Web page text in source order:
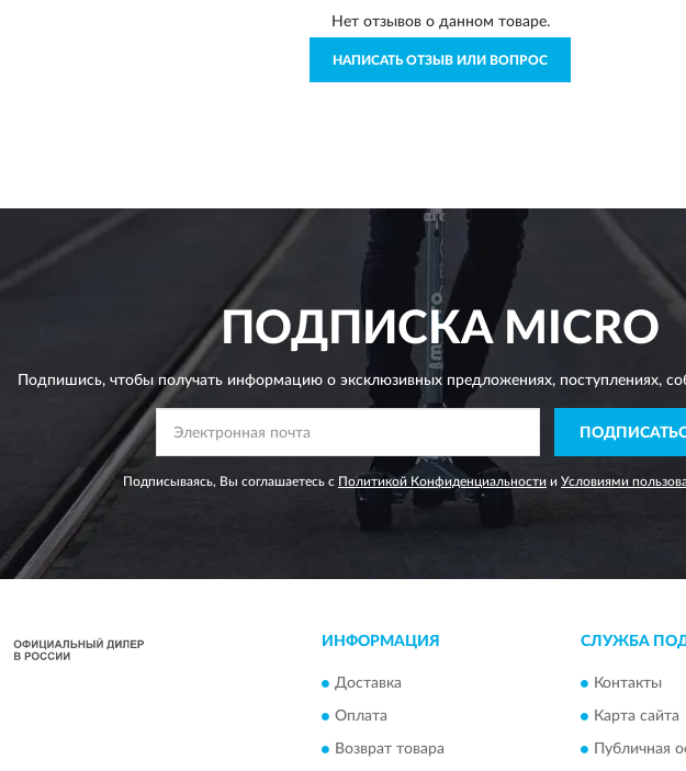
Нет отзывов о данном товаре.
НАПИСАТЬ ОТЗЫВ ИЛИ ВОПРОС
ПОДПИСКАMICRO
Подпишись, чтобы получать информацию о эксклюзивных предложениях,поступлениях,
Подписываясь, Вы соглашаетесь с Политикой Конфиденциальности и Условиями
ИНФОРМАЦИЯ
Доставка
Оплата
Возврат товара
СЛУЖБА
Контакты
Карта сайта
Публичная